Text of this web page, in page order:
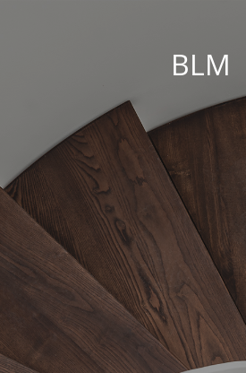
BLM